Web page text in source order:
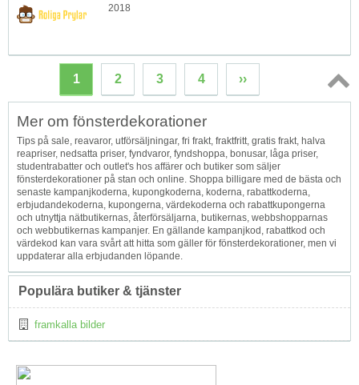
2018
1 2 3 4 ››
Topp
Mer om fönsterdekorationer
Tips på sale, reavaror, utförsäljningar, fri frakt, fraktfritt, gratis frakt, halva
reapriser, nedsatta priser, fyndvaror, fyndshoppa, bonusar, låga priser,
studentrabatter och outlet's hos affärer och butiker som säljer
fönsterdekorationer på stan och online. Shoppa billigare med de bästa och
senaste kampanjkoderna, kupongkoderna, koderna, rabattkoderna,
erbjudandekoderna, kupongerna, värdekoderna och rabattkupongerna
och utnyttja nätbutikernas, återförsäljarna, butikernas, webbshopparnas
och webbutikernas kampanjer. En gällande kampanjkod, rabattkod och
värdekod kan vara svårt att hitta som gäller för fönsterdekorationer, men vi
uppdaterar alla erbjudanden löpande.
Populära butiker & tjänster
framkalla bilder